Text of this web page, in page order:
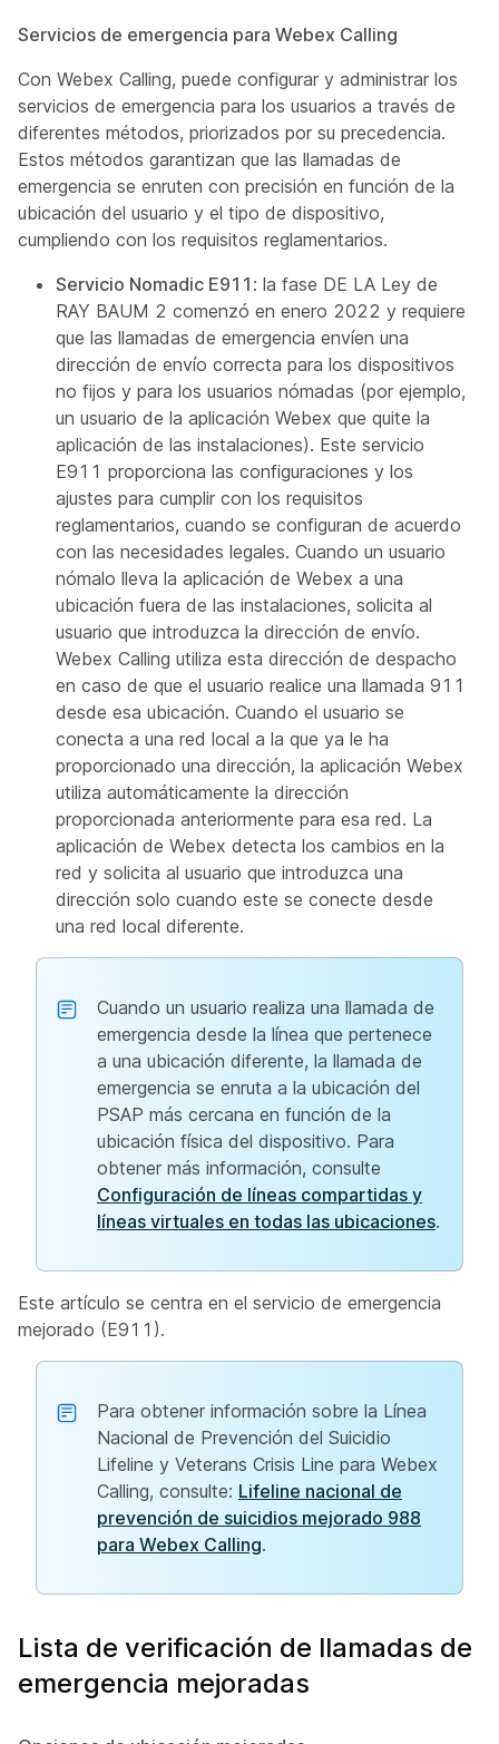
Servicios de emergencia para Webex Calling
Con Webex Calling, puede configurar y administrar los
servicios de emergencia para los usuarios a través de
diferentes métodos, priorizados por su precedencia.
Estos métodos garantizan que las llamadas de
emergencia se enruten con precisión en función de la
ubicación del usuario y el tipo de dispositivo,
cumpliendo con los requisitos reglamentarios.
Servicio Nomadic E911 : la fase DE LA Ley de
RAY BAUM 2 comenzó en enero 2022 y requiere
que las llamadas de emergencia envíen una
dirección de envío correcta para los dispositivos
no fijos y para los usuarios nómadas (por ejemplo,
un usuario de la aplicación Webex que quite la
aplicación de las instalaciones). Este servicio
E911 proporciona las configuraciones y los
ajustes para cumplir con los requisitos
reglamentarios, cuando se configuran de acuerdo
con las necesidades legales. Cuando un usuario
nómalo lleva la aplicación de Webex a una
ubicación fuera de las instalaciones, solicita al
usuario que introduzca la dirección de envío.
Webex Calling utiliza esta dirección de despacho
en caso de que el usuario realice una llamada 911
desde esa ubicación. Cuando el usuario se
conecta a una red local a la que ya le ha
proporcionado una dirección, la aplicación Webex
utiliza automáticamente la dirección
proporcionada anteriormente para esa red. La
aplicación de Webex detecta los cambios en la
red y solicita al usuario que introduzca una
dirección solo cuando este se conecte desde
una red local diferente.
Cuando un usuario realiza una llamada de
emergencia desde la línea que pertenece
a una ubicación diferente, la llamada de
emergencia se enruta a la ubicación del
PSAP más cercana en función de la
ubicación física del dispositivo. Para
obtener más información, consulte
Configuración de líneas compartidas y
líneas virtuales en todas las ubicaciones.
Este artículo se centra en el servicio de emergencia
mejorado (E911).
Para obtener información sobre la Línea
Nacional de Prevención del Suicidio
Lifeline y Veterans Crisis Line para Webex
Calling, consulte: Lifeline nacional de
prevención de suicidios mejorado 988
para Webex Calling.
Lista de verificación de llamadas de
emergencia mejoradas